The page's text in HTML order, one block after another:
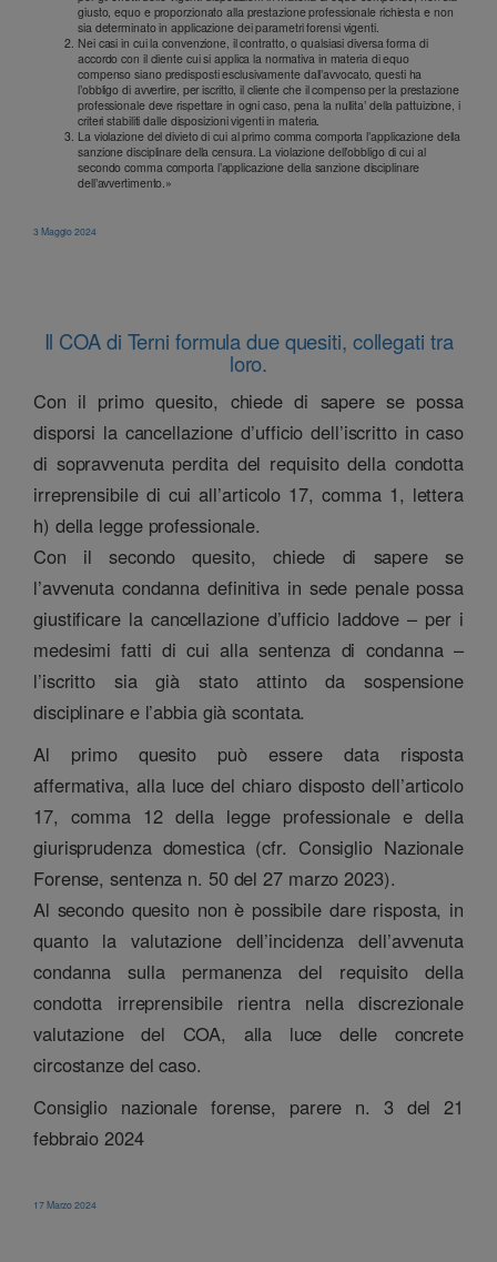
giusto, equo e proporzionato alla prestazione professionale richiesta e non
sia determinato in applicazione dei parametri forensi vigenti.
Nei casi in cui la convenzione, il contratto, o qualsiasi diversa forma di
accordo con il cliente cui si applica la normativa in materia di equo
compenso siano predisposti esclusivamente dall’avvocato, questi ha
l’obbligo di avvertire, per iscritto, il cliente che il compenso per la prestazione
professionale deve rispettare in ogni caso, pena la nullita’ della pattuizione, i
criteri stabiliti dalle disposizioni vigenti in materia.
La violazione del divieto di cui al primo comma comporta l’applicazione della
sanzione disciplinare della censura. La violazione dell’obbligo di cui al
secondo comma comporta l’applicazione della sanzione disciplinare
dell’avvertimento.»
3 Maggio 2024
Il COA di Terni formula due quesiti, collegati tra
loro.
Con il primo quesito, chiede di sapere se possa
disporsi la cancellazione d’ufficio dell’iscritto in caso
di sopravvenuta perdita del requisito della condotta
irreprensibile di cui all’articolo 17, comma 1, lettera
h) della legge professionale.
Con il secondo quesito, chiede di sapere se
l’avvenuta condanna definitiva in sede penale possa
giustificare la cancellazione d’ufficio laddove – per i
medesimi fatti di cui alla sentenza di condanna –
l’iscritto sia già stato attinto da sospensione
disciplinare e l’abbia già scontata.
Al primo quesito può essere data risposta
affermativa, alla luce del chiaro disposto dell’articolo
17, comma 12 della legge professionale e della
giurisprudenza domestica (cfr. Consiglio Nazionale
Forense, sentenza n. 50 del 27 marzo 2023).
Al secondo quesito non è possibile dare risposta, in
quanto la valutazione dell’incidenza dell’avvenuta
condanna sulla permanenza del requisito della
condotta irreprensibile rientra nella discrezionale
valutazione del COA, alla luce delle concrete
circostanze del caso.
Consiglio nazionale forense, parere n. 3 del 21
febbraio 2024
17 Marzo 2024